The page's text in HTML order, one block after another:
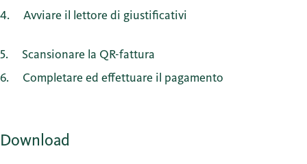
4
Avviare il lettore di giustificativi
5
Scansionare la QR-fattura
6
Completare ed effettuare il pagamento
Download